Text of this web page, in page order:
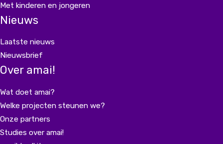
Met kinderen en jongeren
Nieuws
Laatste nieuws
Nieuwsbrief
Over amai!
Wat doet amai?
Welke projecten steunen we?
Onze partners
Studies over amai!